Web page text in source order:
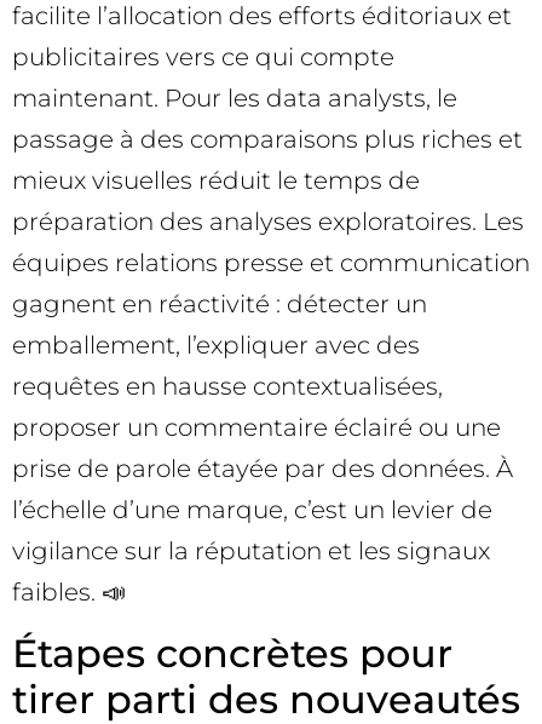
facilite l’allocation des efforts éditoriaux et
publicitaires vers ce qui compte
maintenant. Pour les data analysts, le
passage à des comparaisons plus riches et
mieux visuelles réduit le temps de
préparation des analyses exploratoires. Les
équipes relations presse et communication
gagnent en réactivité : détecter un
emballement, l’expliquer avec des
requêtes en hausse contextualisées,
proposer un commentaire éclairé ou une
prise de parole étayée par des données. À
l’échelle d’une marque, c’est un levier de
vigilance sur la réputation et les signaux
faibles. 📣
Étapes concrètes pour
tirer parti des nouveautés